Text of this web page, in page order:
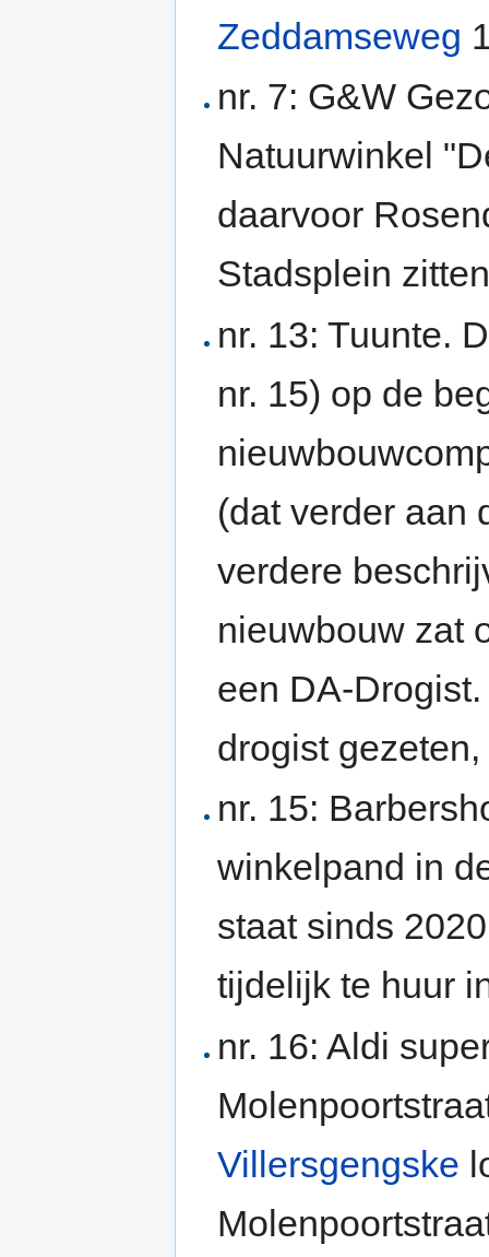
Zeddamseweg
nr. 7: G&W
Natuurwinkel
daarvoor
Stadsplein
nr. 13: Tuunte.
nr. 15) op de
(dat verder aan
verdere
nieuwbouw zat
een DA-
drogist
nr. 15:
winkelpand in
staat sinds
tijdelijk te huur
nr. 16: Aldi
Villersgengske